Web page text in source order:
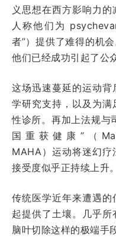
义思想在西方影响力
人称他们为
者”）提供了难得的机
他们已经成功引起了公
这场迅速蔓延的运动
学研究支持，以及为
性诊所。再加上法规与
国重获健康”（
MAHA）运动将迷幻疗
接受度似乎正持续上升。
传统医学近年来遭遇
起提供了土壤。几乎
脑叶切除这样的极端手